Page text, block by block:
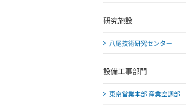
研究施設
八尾技術研究センター
設備工事部門
東京営業本部 産業空調部